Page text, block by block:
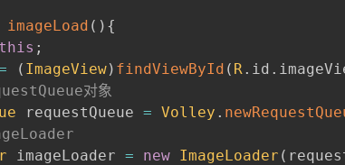
imageLoad ( ) {
this ;
( ImageView) findViewById ( R. id .
对象
requestQueue = Volley .
imageLoader = new ImageLoader (